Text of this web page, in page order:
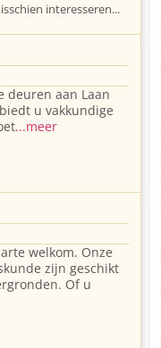
interesseren...
deuren aan Laan
u vakkundige
...meer
welkom. Onze
zijn geschikt
Of u